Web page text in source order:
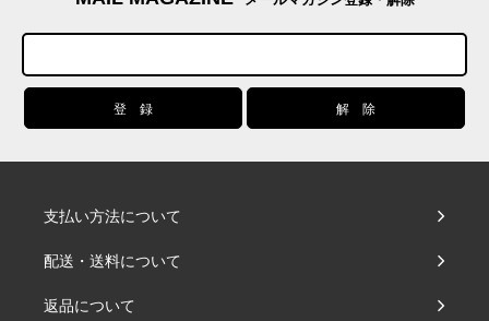
支払い方法について
配送・送料について
返品について